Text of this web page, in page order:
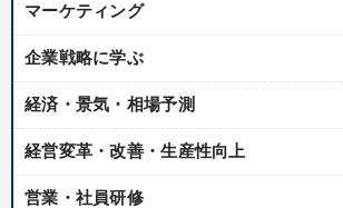
※「更新」を押すと「テーマ」「キーワード」を更新いただけま
ondemand_video 経営音声・動画を探す
しいただけます
カテゴリー
マーケティング
企業戦略に学ぶ
経済・景気・相場予測
経営変革・改善・生産性向上
営業・社員研修